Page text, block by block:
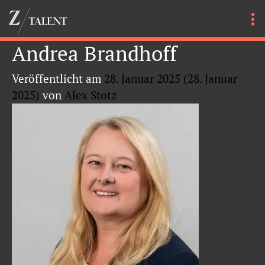
Andrea Brandhoff
Veröffentlicht am 28. Januar 2025 (28. Januar
2025) von Alex Stotz